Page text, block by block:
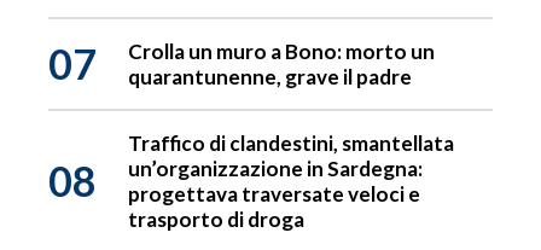
07
Crolla un muro a Bono: morto un
quarantunenne, grave il padre
08
Traffico di clandestini, smantellata
un’organizzazione in Sardegna:
progettava traversate veloci e
trasporto di droga